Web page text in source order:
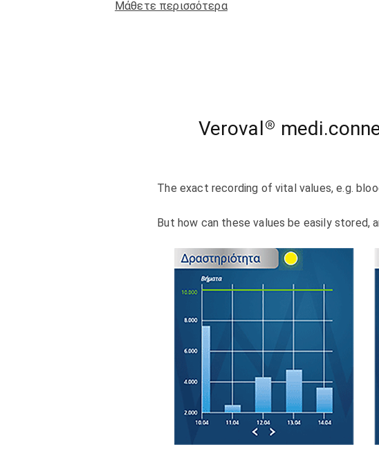
Μάθετε περισσότερα
Veroval®
The exact recording of vital values, e.g.
But how can these values be easily stored,